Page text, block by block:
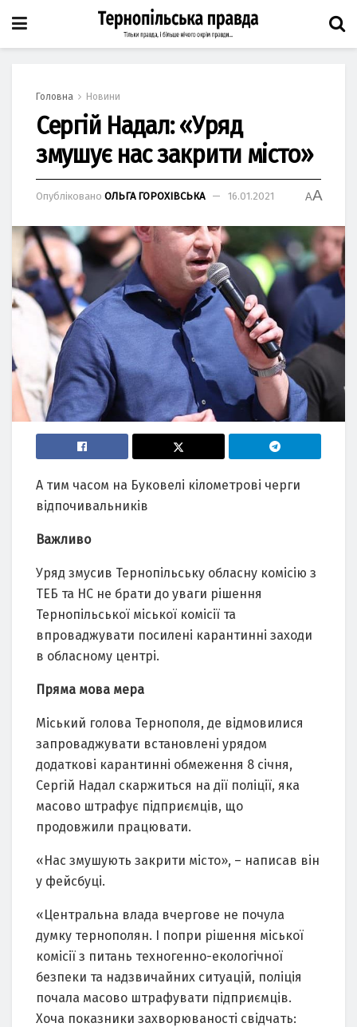
Головна Новини
Сергій Надал: «Уряд
змушує нас закрити місто»
Опубліковано ОЛЬГА ГОРОХІВСЬКА 16.01.2021 AA
А тим часом на Буковелі кілометрові черги
відпочивальників
Важливо
Уряд змусив Тернопільську обласну комісію з
ТЕБ та НС не брати до уваги рішення
Тернопільської міської комісії та
впроваджувати посилені карантинні заходи
в обласному центрі.
Пряма мова мера
Міський голова Тернополя, де відмовилися
запроваджувати встановлені урядом
додаткові карантинні обмеження 8 січня,
Сергій Надал скаржиться на дії поліції, яка
масово штрафує підприємців, що
продовжили працювати.
«Нас змушують закрити місто», – написав він
у фейсбуці.
«Центральна влада вчергове не почула
думку тернополян. І попри рішення міської
комісії з питань техногенно-екологічної
безпеки та надзвичайних ситуацій, поліція
почала масово штрафувати підприємців.
Хоча показники захворюваності свідчать: